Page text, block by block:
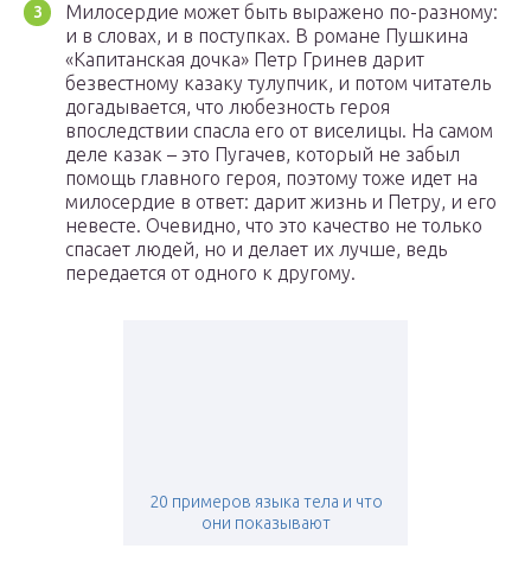
Милосердие может быть выражено по-разному:
и в словах, и в поступках. В романе Пушкина
«Капитанская дочка» Петр Гринев дарит
безвестному казаку тулупчик, и потом читатель
догадывается, что любезность героя
впоследствии спасла его от виселицы. На самом
деле казак – это Пугачев, который не забыл
помощь главного героя, поэтому тоже идет на
милосердие в ответ: дарит жизнь и Петру, и его
невесте. Очевидно, что это качество не только
спасает людей, но и делает их лучше, ведь
передается от одного к другому.
20 примеров языка тела и что
они показывают